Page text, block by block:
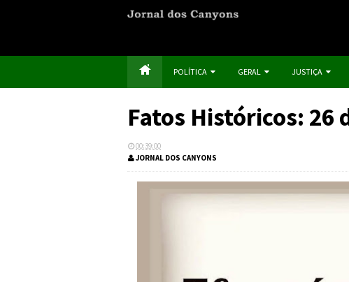
POLÍTICA GERAL JUSTIÇA
Fatos Históricos: 26
00:39:00
JORNAL DOS CANYONS